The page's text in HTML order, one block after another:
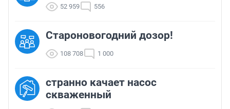
52 959 556
Староновогодний дозор!
108 708 1 000
странно качает насос
скваженный